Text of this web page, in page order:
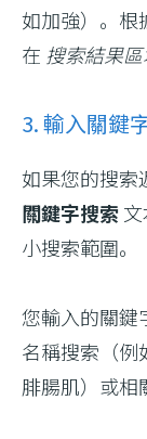
如加強）。根
在 搜索結果
3. 輸入關鍵
如果您的搜索
關鍵字搜索
小搜索範圍。
您輸入的關鍵
名稱搜索（例
腓腸肌）或相